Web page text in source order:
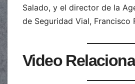
Salado, y el director de la
de Seguridad Vial, Francisco
Video